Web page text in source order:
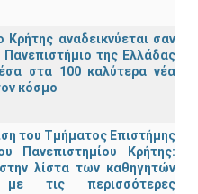
Κρήτης αναδεικνύεται σαν
της Ελλάδας
στα 100 καλύτερα νέα
κόσμο
του Τμήματος Επιστήμης
Πανεπιστημίου Κρήτης:
λίστα των καθηγητών
με τις περισσότερες